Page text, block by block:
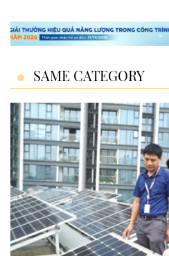
SAME CATEGORY